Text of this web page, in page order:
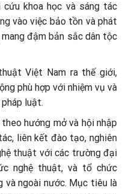
cứu khoa học và sáng tác
vào việc bảo tồn và phát
đậm bản sắc dân tộc
Việt Nam ra thế giới,
phù hợp với nhiệm vụ và
luật.
hướng mở và hội nhập
liên kết đào tạo, nghiên
thuật với các trường đại
nghệ thuật, và tổ chức
và ngoài nước. Mục tiêu là